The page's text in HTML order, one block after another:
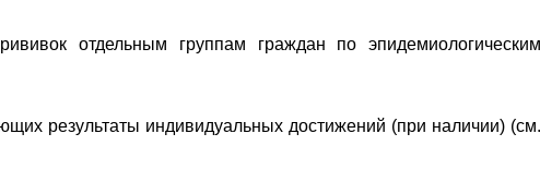
отдельным группам граждан по эпидемиологическим
результаты индивидуальных достижений (при наличии) (см.